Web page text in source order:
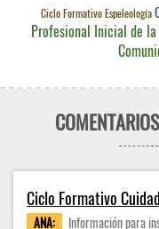
Ciclo Formativo Espeleología
Profesional Inicial de
Ciclo Formativo
ANA:
Información para